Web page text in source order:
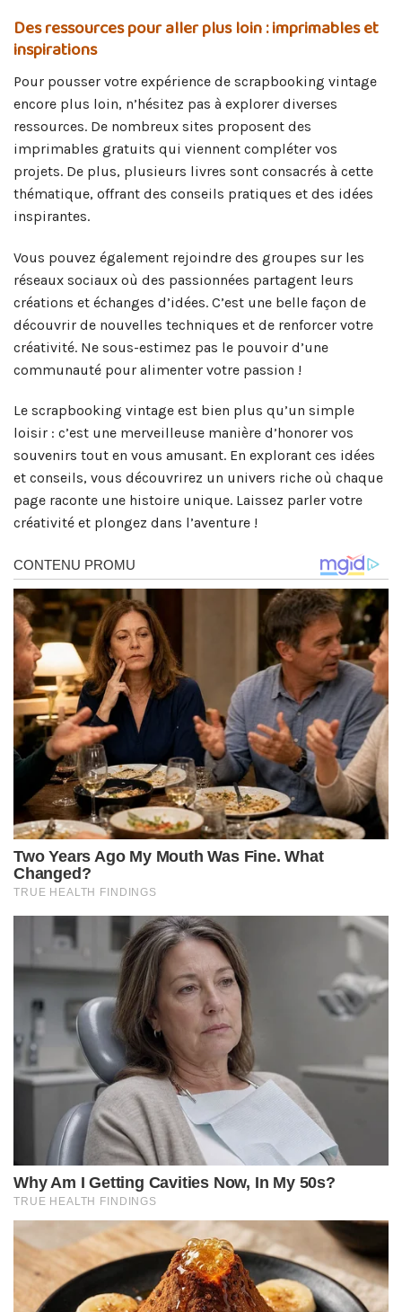
Des ressources pour aller plus loin : imprimables et
inspirations
Pour pousser votre expérience de scrapbooking vintage
encore plus loin, n’hésitez pas à explorer diverses
ressources. De nombreux sites proposent des
imprimables gratuits qui viennent compléter vos
projets. De plus, plusieurs livres sont consacrés à cette
thématique, offrant des conseils pratiques et des idées
inspirantes.
Vous pouvez également rejoindre des groupes sur les
réseaux sociaux où des passionnées partagent leurs
créations et échanges d’idées. C’est une belle façon de
découvrir de nouvelles techniques et de renforcer votre
créativité. Ne sous-estimez pas le pouvoir d’une
communauté pour alimenter votre passion !
Le scrapbooking vintage est bien plus qu’un simple
loisir : c’est une merveilleuse manière d’honorer vos
souvenirs tout en vous amusant. En explorant ces idées
et conseils, vous découvrirez un univers riche où chaque
page raconte une histoire unique. Laissez parler votre
créativité et plongez dans l’aventure !